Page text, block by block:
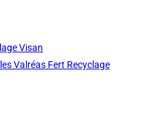
Visan
Valréas Fert Recyclage